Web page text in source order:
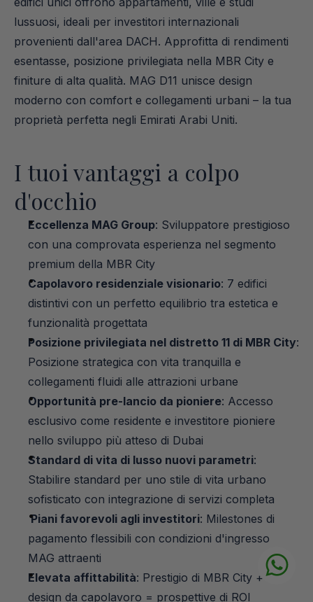
lussuosi, ideali per investitori internazionali
provenienti dall'area DACH. Approfitta di rendimenti
esentasse, posizione privilegiata nella MBR City e
finiture di alta qualità. MAG D11 unisce design
moderno con comfort e collegamenti urbani – la tua
proprietà perfetta negli Emirati Arabi Uniti.
I tuoi vantaggi a colpo
d'occhio
Eccellenza MAG Group: Sviluppatore prestigioso
con una comprovata esperienza nel segmento
premium della MBR City
Capolavoro residenziale visionario: 7 edifici
distintivi con un perfetto equilibrio tra estetica e
funzionalità progettata
Posizione privilegiata nel distretto 11 di MBR City:
Posizione strategica con vita tranquilla e
collegamenti fluidi alle attrazioni urbane
Opportunità pre-lancio da pioniere: Accesso
esclusivo come residente e investitore pioniere
nello sviluppo più atteso di Dubai
Standard di vita di lusso nuovi parametri:
Stabilire standard per uno stile di vita urbano
sofisticato con integrazione di servizi completa
Piani favorevoli agli investitori: Milestones di
pagamento flessibili con condizioni d'ingresso
MAG attraenti
Elevata affittabilità: Prestigio di MBR City +
design da capolavoro = prospettive di ROI